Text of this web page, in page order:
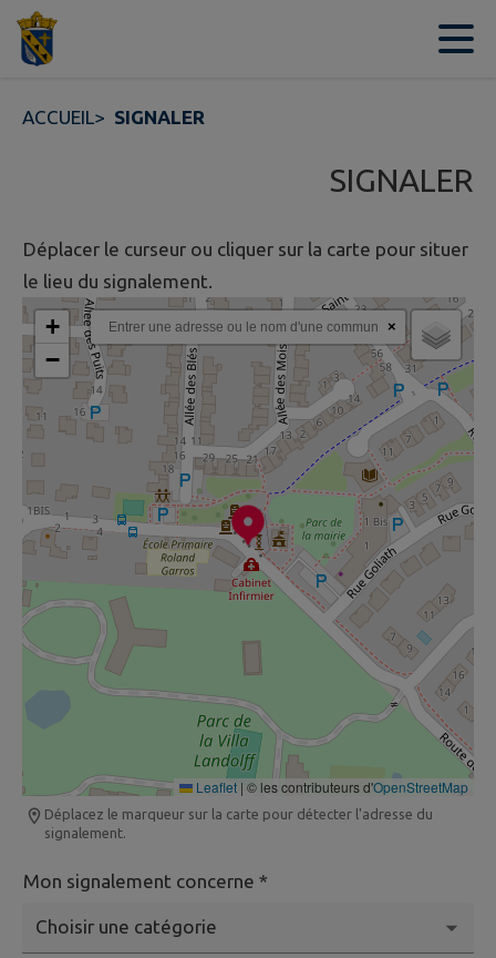
Contenu
ACCUEIL> SIGNALER
SIGNALER
Déplacer le curseur ou cliquer sur la carte pour situer
le lieu du signalement.
+
−
Leaflet | © les contributeurs d'OpenStreetMap
×
Déplacez le marqueur sur la carte pour détecter l'adresse du
signalement.
Mon signalement concerne *